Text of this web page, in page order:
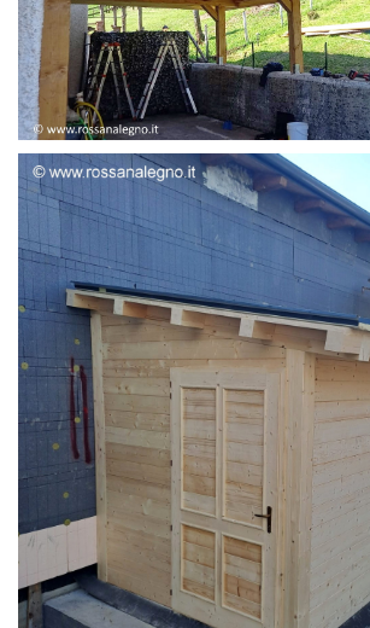
STRUTTURA ADDOSSATA LAMELLARE